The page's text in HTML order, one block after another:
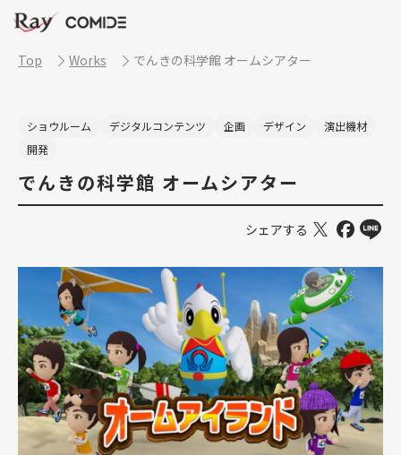
Top Works でんきの科学館 オームシアター
ショウルーム デジタルコンテンツ 企画 デザイン
演出機材
開発
でんきの科学館 オームシアター
シェアする